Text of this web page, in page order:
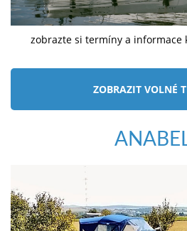
zobrazte si termíny a informace
ZOBRAZIT VOLNÉ